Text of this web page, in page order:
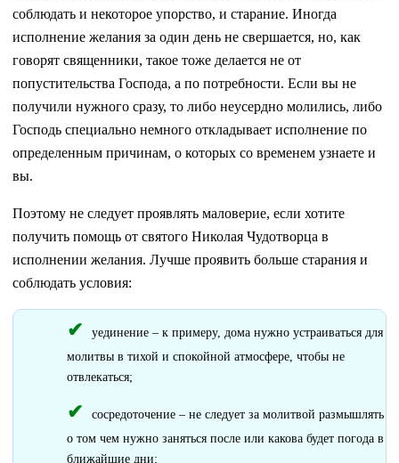
соблюдать и некоторое упорство, и старание. Иногда
исполнение желания за один день не свершается, но, как
говорят священники, такое тоже делается не от
попустительства Господа, а по потребности. Если вы не
получили нужного сразу, то либо неусердно молились, либо
Господь специально немного откладывает исполнение по
определенным причинам, о которых со временем узнаете и
вы.
Поэтому не следует проявлять маловерие, если хотите
получить помощь от святого Николая Чудотворца в
исполнении желания. Лучше проявить больше старания и
соблюдать условия:
уединение – к примеру, дома нужно устраиваться для
молитвы в тихой и спокойной атмосфере, чтобы не
отвлекаться;
сосредоточение – не следует за молитвой размышлять
о том чем нужно заняться после или какова будет погода в
ближайшие дни;